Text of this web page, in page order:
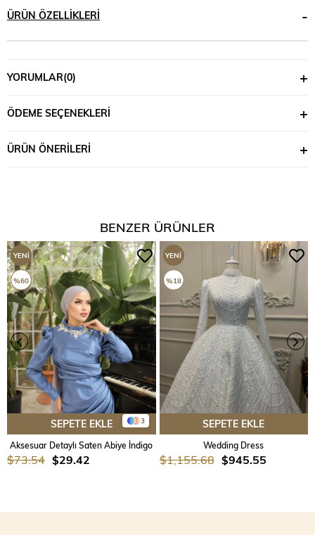
ÜRÜN ÖZELLIKLERI
YORUMLAR(0)
ÖDEME SEÇENEKLERI
ÜRÜN ÖNERILERI
BENZER ÜRÜNLER
3
SEPETE EKLE
Aksesuar Detaylı Saten Abiye İndigo
$29.42
$73.54
YENI
ÜRÜN
%60
SEPETE EKLE
Wedding Dress
$945.55
$1,155.68
YENI
ÜRÜN
%18